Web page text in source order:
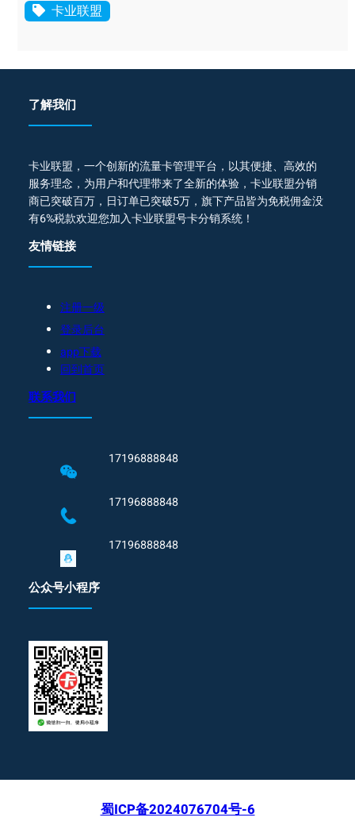
卡业联盟
了解我们
卡业联盟，一个创新的流量卡管理平台，以其便捷、高效的
服务理念，为用户和代理带来了全新的体验，卡业联盟分销
商已突破百万，日订单已突破5万，旗下产品皆为免税佣金没
有6%税款欢迎您加入卡业联盟号卡分销系统！
友情链接
注册一级
登录后台
app下载
回到首页
联系我们
17196888848
17196888848
17196888848
公众号小程序
蜀ICP备2024076704号-6